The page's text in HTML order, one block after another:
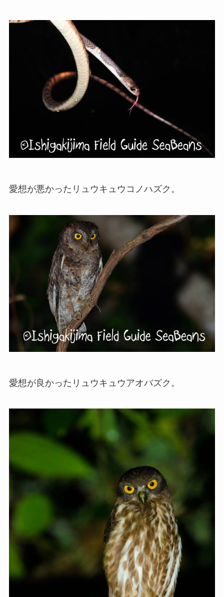
愛想が悪かったリュウキュウコノハズク。
愛想が良かったリュウキュウアオバズク。